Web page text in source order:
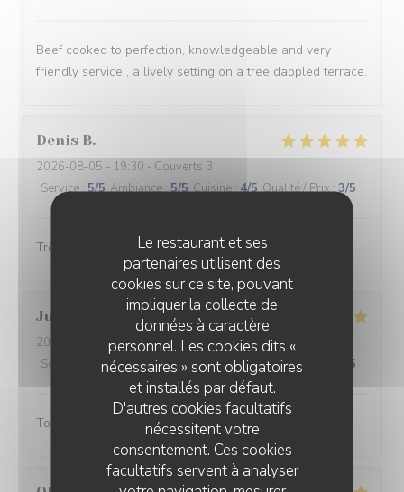
Le restaurant et ses
partenaires utilisent des
cookies sur ce site, pouvant
impliquer la collecte de
données à caractère
personnel. Les cookies dits «
nécessaires » sont obligatoires
et installés par défaut.
D'autres cookies facultatifs
nécessitent votre
consentement. Ces cookies
facultatifs servent à analyser
Beef cooked to perfection, knowledgeable and very
friendly service , a lively setting on a tree dappled terrace.
Denis B
2026-08-05 - 19:30 - Couverts 3
Service:5/5 Ambiance:5/5 Cuisine:4/5 Qualité / Prix:3/5
Très bon accueil, très bel emplacement sur la place
Julien
2026-07-30
- 20:30 - Couverts 4
Service
/5 Ambiance: 5 /5 Cuisine:5/5 Qualité / Prix /5
Toujours au top, les boulistes !